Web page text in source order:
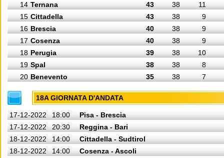
14 Ternana 43 38
11
15 Cittadella 43 38
9
16 Brescia 40 38
9
17 Cosenza 40 38
9
18 Perugia 39 38
10
19 Spal 38 38
8
20 Benevento 35 38 7
18A GIORNATA D'ANDATA
17-12-2022 18:00
Pisa - Brescia
17-12-2022
20:30
Reggina - Bari
18-12-2022
14:00
Cittadella - Sudtirol
18-12-2022
14:00 Cosenza - Ascoli